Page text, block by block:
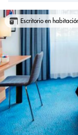
Escritorio en